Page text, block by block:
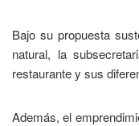
Bajo su propuesta
natural, la
restaurante y sus
Además, el